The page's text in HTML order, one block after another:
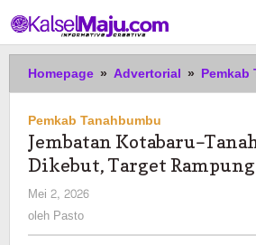
ke
konten
Homepage » Advertorial » Pemkab
Pemkab Tanahbumbu
Jembatan
Dikebut, Target
Mei 2, 2026
oleh Pasto